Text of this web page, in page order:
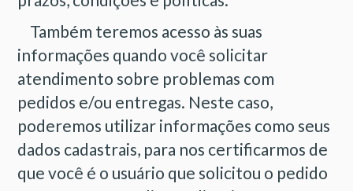
Também teremos acesso às suas
informações quando você solicitar
atendimento sobre problemas com
pedidos e/ou entregas. Neste caso,
poderemos utilizar informações como seus
dados cadastrais, para nos certificarmos de
que você é o usuário que solicitou o pedido